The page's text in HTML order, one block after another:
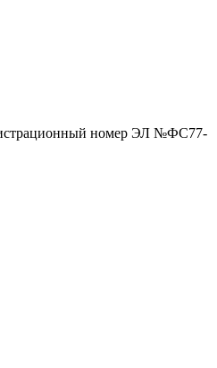
номер ЭЛ №ФС77-